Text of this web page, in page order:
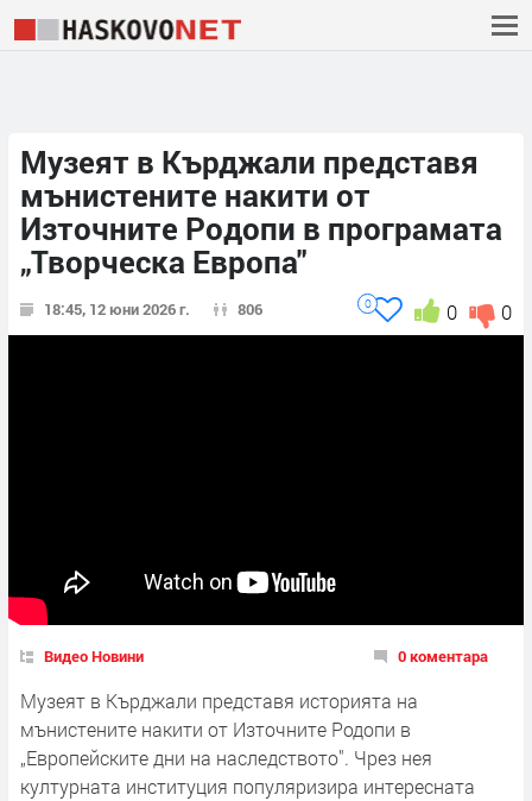
Музеят в Кърджали представя
мънистените накити от
Източните Родопи в програмата
„Творческа Европа"
18:45, 12 юни 2026 г. 806 0
0
0
Видео Новини 0 коментара
Музеят в Кърджали представя историята на
мънистените накити от Източните Родопи в
„Европейските дни на наследството". Чрез нея
културната институция популяризира интересната